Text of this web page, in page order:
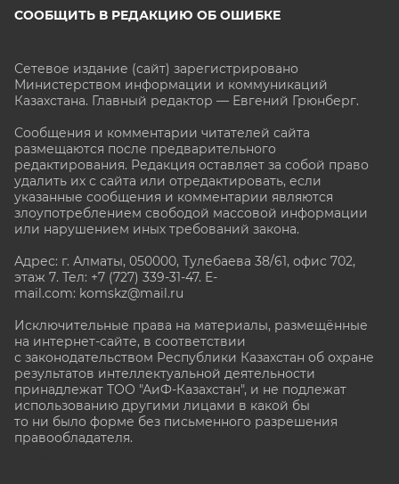
СООБЩИТЬ В РЕДАКЦИЮ ОБ ОШИБКЕ
Сетевое издание (сайт) зарегистрировано
Министерством информации и коммуникаций
Казахстана. Главный редактор — Евгений Грюнберг.
Сообщения и комментарии читателей сайта
размещаются после предварительного
редактирования. Редакция оставляет за собой право
удалить их с сайта или отредактировать, если
указанные сообщения и комментарии являются
злоупотреблением свободой массовой информации
или нарушением иных требований закона.
Адрес: г. Алматы, 050000, Тулебаева 38/61, офис 702,
этаж 7. Тел: +7 (727) 339-31-47. E-
mail.com: komskz@mail.ru
Исключительные права на материалы, размещённые
на интернет-сайте, в соответствии
с законодательством Республики Казахстан об охране
результатов интеллектуальной деятельности
принадлежат ТОО "АиФ-Казахстан", и не подлежат
использованию другими лицами в какой бы
то ни было форме без письменного разрешения
правообладателя.